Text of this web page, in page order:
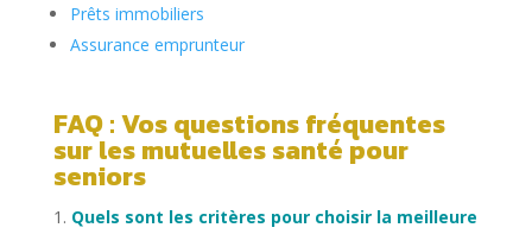
Prêts immobiliers
Assurance emprunteur
FAQ : Vos questions fréquentes
sur les mutuelles santé pour
seniors
Quels sont les critères pour choisir la meilleure